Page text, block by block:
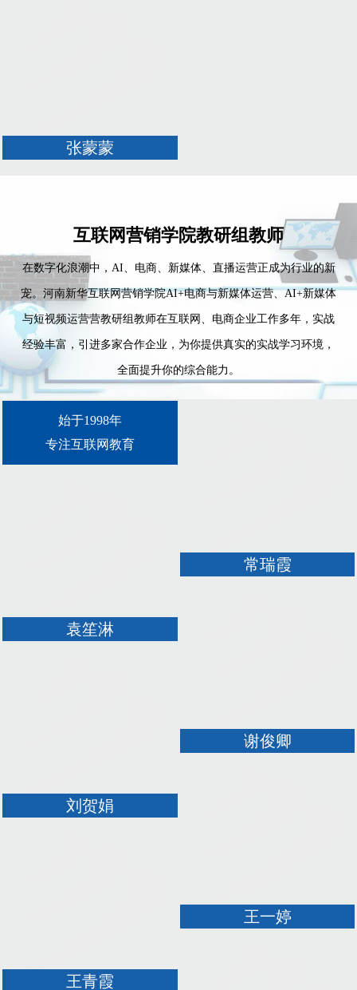
张蒙蒙
互联网营销学院教研组教师
在数字化浪潮中，AI、电商、新媒体、直播运营正成为行业的新
宠。河南新华互联网营销学院AI+电商与新媒体运营、AI+新媒体
与短视频运营营教研组教师在互联网、电商企业工作多年，实战
经验丰富，引进多家合作企业，为你提供真实的实战学习环境，
全面提升你的综合能力。
始于1998年
专注互联网教育
袁笙淋
刘贺娟
王青霞
常瑞霞
谢俊卿
王一婷